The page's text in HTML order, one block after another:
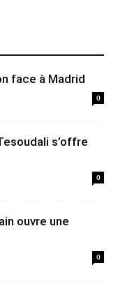
face à Madrid
0
s’offre
0
ouvre une
0